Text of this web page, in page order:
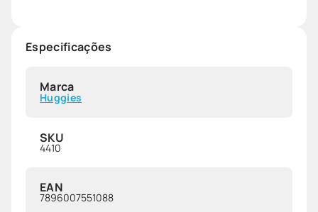
Especificações
Marca
Huggies
SKU
4410
EAN
7896007551088